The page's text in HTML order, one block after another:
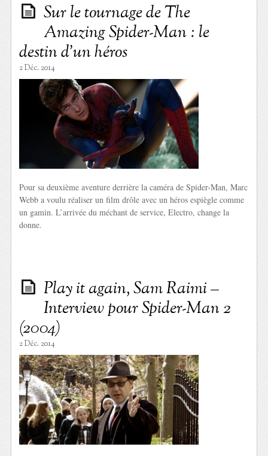
Sur le tournage de The
Amazing Spider-Man : le
destin d’un héros
2 Déc. 2014
Pour sa deuxième aventure derrière la caméra de Spider-Man, Marc
Webb a voulu réaliser un film drôle avec un héros espiègle comme
un gamin. L’arrivée du méchant de service, Electro, change la
donne.
Play it again, Sam Raimi –
Interview pour Spider-Man 2
(2004)
2 Déc. 2014